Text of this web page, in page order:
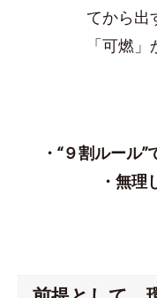
てから出
「可燃」
・“９割ルール
・無理